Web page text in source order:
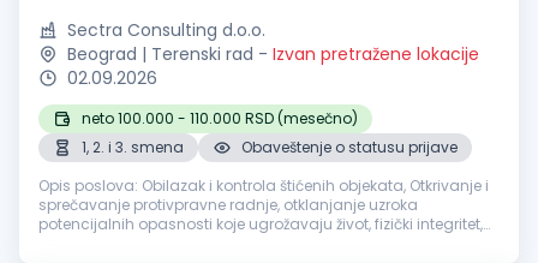
Sectra Consulting d.o.o.
Beograd | Terenski rad - Izvan pretražene lokacije
02.09.2026
neto 100.000 - 110.000 RSD (mesečno)
1, 2. i 3. smena
Obaveštenje o statusu prijave
Opis poslova: Obilazak i kontrola štićenih objekata, Otkrivanje i
sprečavanje protivpravne radnje, otklanjanje uzroka
potencijalnih opasnosti koje ugrožavaju život, fizički integritet,